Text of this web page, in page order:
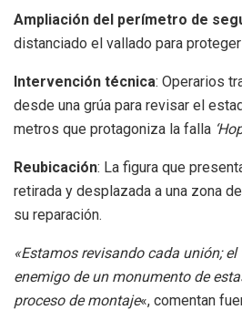
Ampliación del perímetro de
distanciado el vallado para
Intervención técnica: Operarios
desde una grúa para revisar el
metros que protagoniza la falla
Reubicación: La figura que
retirada y desplazada a una zona
su reparación.
«Estamos revisando cada unión; el
enemigo de un monumento de
proceso de montaje«, comentan